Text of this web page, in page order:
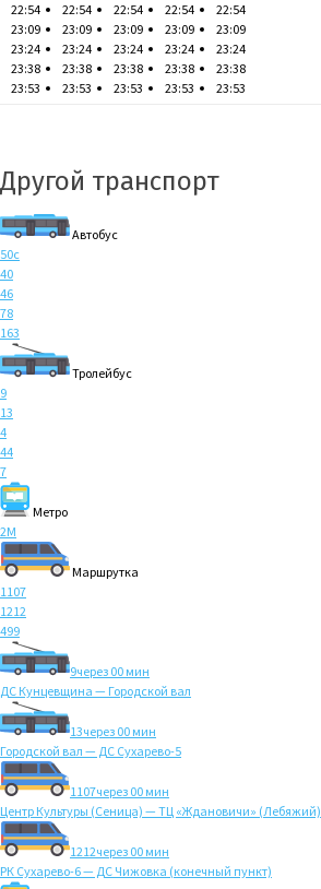
22:54
23:09
23:24
23:38
23:53
22:54
23:09
23:24
23:38
23:53
22:54
23:09
23:24
23:38
23:53
22:54
23:09
23:24
23:38
23:53
22:54
23:09
23:24
23:38
23:53
Другой транспорт
Автобус
50с
40
46
78
163
Тролейбус
9
13
4
44
7
Метро
2M
Маршрутка
1107
1212
499
9через 00 мин
ДС Кунцевщина — Городской вал
13через 00 мин
Городской вал — ДС Сухарево-5
1107через 00 мин
Центр Культуры (Сеница) — ТЦ «Ждановичи» (Лебяжий)
1212через 00 мин
РК Сухарево-6 — ДС Чижовка (конечный пункт)